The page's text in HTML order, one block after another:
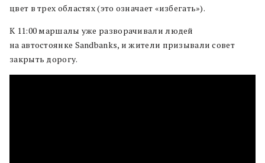
цвет в трех областях (это означает «избегать»).
К 11:00 маршалы уже разворачивали людей
на автостоянке Sandbanks, и жители призывали совет
закрыть дорогу.